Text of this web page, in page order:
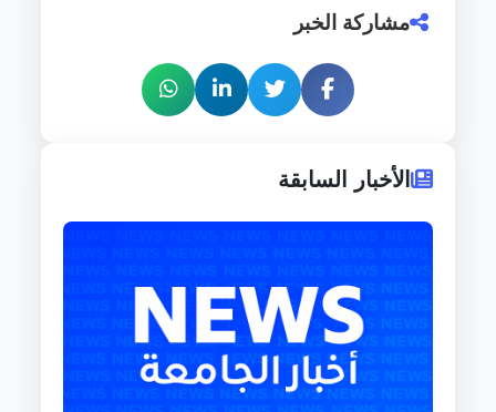
مشاركة الخبر
الأخبار السابقة